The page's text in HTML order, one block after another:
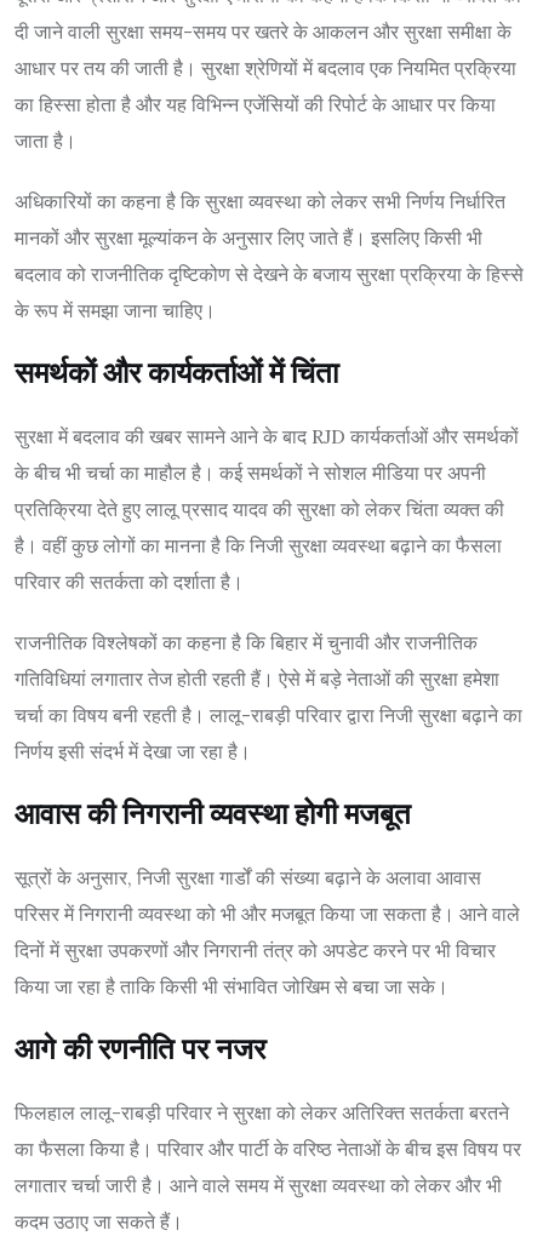
दी जाने वाली सुरक्षा समय-समय पर खतरे के आकलन और सुरक्षा समीक्षा के
आधार पर तय की जाती है। सुरक्षा श्रेणियों में बदलाव एक नियमित प्रक्रिया
का हिस्सा होता है और यह विभिन्न एजेंसियों की रिपोर्ट के आधार पर किया
जाता है।
अधिकारियों का कहना है कि सुरक्षा व्यवस्था को लेकर सभी निर्णय निर्धारित
मानकों और सुरक्षा मूल्यांकन के अनुसार लिए जाते हैं। इसलिए किसी भी
बदलाव को राजनीतिक दृष्टिकोण से देखने के बजाय सुरक्षा प्रक्रिया के हिस्से
के रूप में समझा जाना चाहिए।
समर्थकों और कार्यकर्ताओं में चिंता
सुरक्षा में बदलाव की खबर सामने आने के बाद RJD कार्यकर्ताओं और समर्थकों
के बीच भी चर्चा का माहौल है। कई समर्थकों ने सोशल मीडिया पर अपनी
प्रतिक्रिया देते हुए लालू प्रसाद यादव की सुरक्षा को लेकर चिंता व्यक्त की
है। वहीं कुछ लोगों का मानना है कि निजी सुरक्षा व्यवस्था बढ़ाने का फैसला
परिवार की सतर्कता को दर्शाता है।
राजनीतिक विश्लेषकों का कहना है कि बिहार में चुनावी और राजनीतिक
गतिविधियां लगातार तेज होती रहती हैं। ऐसे में बड़े नेताओं की सुरक्षा हमेशा
चर्चा का विषय बनी रहती है। लालू-राबड़ी परिवार द्वारा निजी सुरक्षा बढ़ाने का
निर्णय इसी संदर्भ में देखा जा रहा है।
आवास की निगरानी व्यवस्था होगी मजबूत
सूत्रों के अनुसार, निजी सुरक्षा गार्डों की संख्या बढ़ाने के अलावा आवास
परिसर में निगरानी व्यवस्था को भी और मजबूत किया जा सकता है। आने वाले
दिनों में सुरक्षा उपकरणों और निगरानी तंत्र को अपडेट करने पर भी विचार
किया जा रहा है ताकि किसी भी संभावित जोखिम से बचा जा सके।
आगे की रणनीति पर नजर
फिलहाल लालू-राबड़ी परिवार ने सुरक्षा को लेकर अतिरिक्त सतर्कता बरतने
का फैसला किया है। परिवार और पार्टी के वरिष्ठ नेताओं के बीच इस विषय पर
लगातार चर्चा जारी है। आने वाले समय में सुरक्षा व्यवस्था को लेकर और भी
कदम उठाए जा सकते हैं।